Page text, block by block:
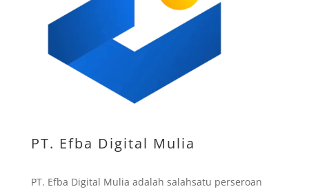
PT. Efba Digital Mulia
PT. Efba Digital Mulia adalah salahsatu perseroan